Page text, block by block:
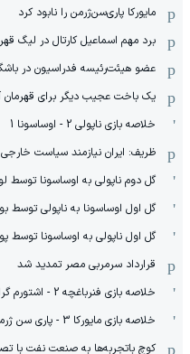
مایورکا پاری‌سن‌ژرمن را نابود کرد
برد مهم اسماعیل کارتال در لیگ
عضو هیئت‌رئیسه فدراسیون در
یک باخت عجیب دیگر برای قهرمان
خلاصه بازی ناپولی 2 - اوساسونا 1
ظریف: ایران نیازمند سیاست
گل دوم ناپولی به اوساسونا توسط
گل اول اوساسونا به ناپولی توسط
گل اول ناپولی به اوساسونا توسط
قرارداد سرمربی مصر تمدید شد
خلاصه بازی فنرباغچه 2 - اشتورم گراتس 0
خلاصه بازی مایورکا 3 - پاری سن ژرمن 0
کوچ باتجربه‌ها به صنعت نفت با